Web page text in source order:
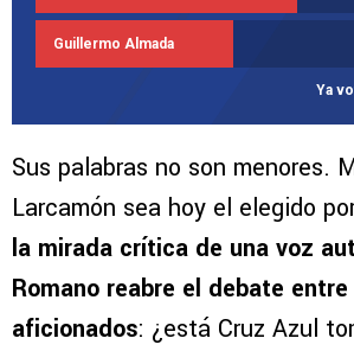
Guillermo Almada
Ya
Sus palabras no son menores.
Larcamón sea hoy el elegido
la mirada crítica de una voz
Romano reabre el debate
aficionados: ¿está Cruz Azul